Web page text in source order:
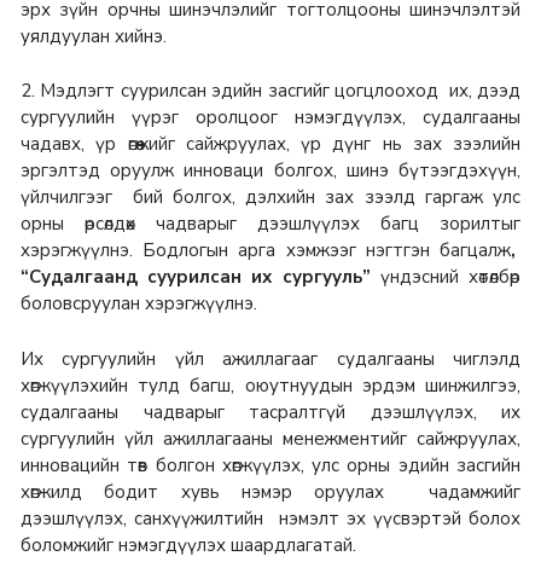
эрх зүйн орчны шинэчлэлийг тогтолцооны шинэчлэлтэй
уялдуулан хийнэ.
2. Мэдлэгт суурилсан эдийн засгийг цогцлооход их, дээд
сургуулийн үүрэг оролцоог нэмэгдүүлэх, судалгааны
чадавх, үр өгөөжийг сайжруулах, үр дүнг нь зах зээлийн
эргэлтэд оруулж инноваци болгох, шинэ бүтээгдэхүүн,
үйлчилгээг бий болгох, дэлхийн зах зээлд гаргаж улс
орны өрсөлдөх чадварыг дээшлүүлэх багц зорилтыг
хэрэгжүүлнэ. Бодлогын арга хэмжээг нэгтгэн багцалж,
“Судалгаанд суурилсан их сургууль” үндэсний хөтөлбөр
боловсруулан хэрэгжүүлнэ.
Их сургуулийн үйл ажиллагааг судалгааны чиглэлд
хөгжүүлэхийн тулд багш, оюутнуудын эрдэм шинжилгээ,
судалгааны чадварыг тасралтгүй дээшлүүлэх, их
сургуулийн үйл ажиллагааны менежментийг сайжруулах,
инновацийн төв болгон хөгжүүлэх, улс орны эдийн засгийн
хөгжилд бодит хувь нэмэр оруулах чадамжийг
дээшлүүлэх, санхүүжилтийн нэмэлт эх үүсвэртэй болох
боломжийг нэмэгдүүлэх шаардлагатай.